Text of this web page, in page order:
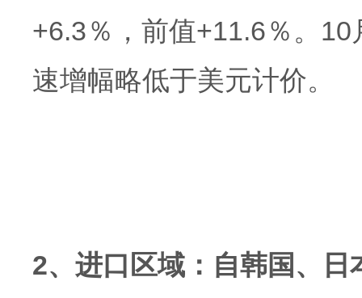
+6.3％，前值+11.6％。
速增幅略低于美元计价。
2、进口区域：自韩国、